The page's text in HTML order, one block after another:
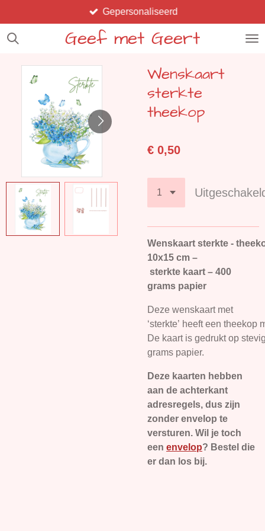
direct
naar
hoofdinhoud
Geef met Geert
Gepersonaliseerd
Wenskaart
sterkte
theekop
€ 0,50
Wenskaart sterkte -
10x15 cm –
sterkte kaart – 400
grams papier
Deze wenskaart met
‘sterkte’ heeft een
De kaart is gedrukt op
grams papier.
Deze kaarten hebben
aan de achterkant
adresregels, dus zijn
zonder envelop te
versturen. Wil je toch
een envelop? Bestel die
er dan los bij.